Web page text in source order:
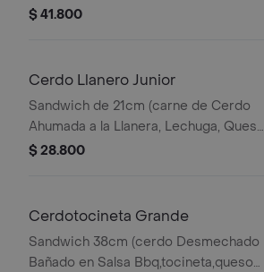
Mozzarella y Salsa de Ajo).
$ 41.800
Cerdo Llanero Junior
Sandwich de 21cm (carne de Cerdo
Ahumada a la Llanera, Lechuga, Queso
Mozzarella y Salsa de Ajo).
$ 28.800
Cerdotocineta Grande
Sandwich 38cm (cerdo Desmechado
Bañado en Salsa Bbq,tocineta,queso